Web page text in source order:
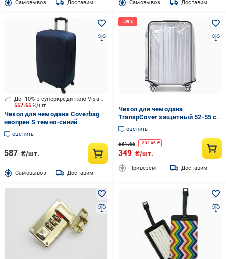
Cамовывоз Доставим Cамовывоз Доставим
557.65₴/шт.
До -10% з суперкредиткою Visa Вигода
Чехол для чемодана Coverbag
неопрен S темно-синий
оценить
587 ₴/шт.
Cамовывоз Доставим
Чехол для чемодана
TranspCover защитный 52-55 см
Прозрачный (3775)
оценить
581.66 -232.66 ₴
349 ₴/шт.
Привезём Доставим